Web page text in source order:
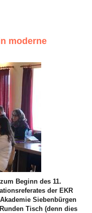
moderne
Beginn des 11.
der EKR
Siebenbürgen
Tisch (denn dies